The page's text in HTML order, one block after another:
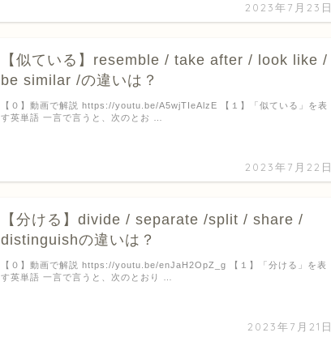
2023年7月23日
【似ている】resemble / take after / look like /
be similar /の違いは？
2023年7月22日
【０】動画で解説 https://youtu.be/A5wjTIeAlzE 【１】「似ている」を表
す英単語 一言で言うと、次のとお …
【分ける】divide / separate /split / share /
distinguishの違いは？
2023年7月21日
【０】動画で解説 https://youtu.be/enJaH2OpZ_g 【１】「分ける」を表
す英単語 一言で言うと、次のとおり …